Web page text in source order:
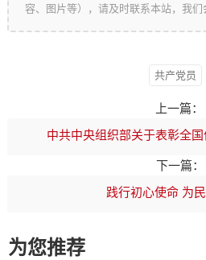
容、图片等），请及时联系本站，我们
共产党员
上一篇：
中共中央组织部关于表彰全
下一篇：
践行初心使命 为
为您推荐